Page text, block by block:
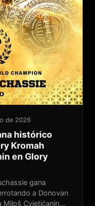
de 2026
histórico
Kromah
en Glory
gana
a Donovan
Cvjetićanin...